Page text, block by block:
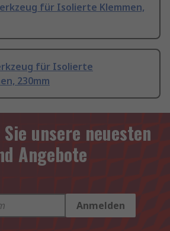
für Isolierte Klemmen,
für Isolierte
230mm
unsere neuesten
Angebote
Anmelden